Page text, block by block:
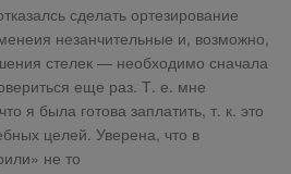
сделать ортезирование
незанчительные и, возможно,
стелек — необходимо сначала
еще раз. Т. е. мне
я была готова заплатить, т. к. это
целей. Уверена, что в
не то